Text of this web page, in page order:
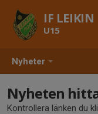
Nyheter
IF LEIKIN
U15
Nyheten
Kontrollera länken du